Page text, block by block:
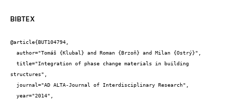
BIBTEX
@article{BUT104794,
structures",